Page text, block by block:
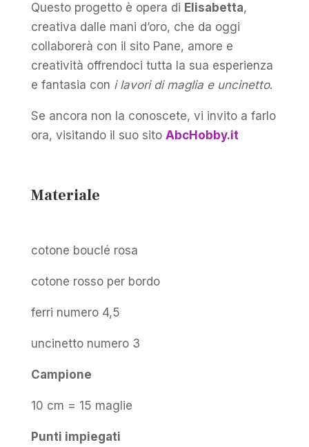
Questo progetto è opera di Elisabetta,
creativa dalle mani d’oro, che da oggi
collaborerà con il sito Pane, amore e
creatività offrendoci tutta la sua esperienza
e fantasia con i lavori di maglia e uncinetto.
Se ancora non la conoscete, vi invito a farlo
ora, visitando il suo sito AbcHobby.it
Materiale
cotone bouclé rosa
cotone rosso per bordo
ferri numero 4,5
uncinetto numero 3
Campione
10 cm = 15 maglie
Punti impiegati